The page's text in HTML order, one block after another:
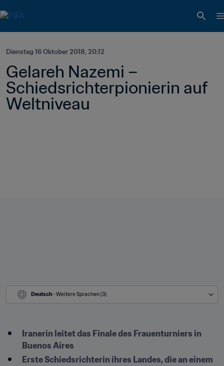
Dienstag 16 Oktober 2018, 20:12
Gelareh Nazemi –
Schiedsrichterpionierin auf
Weltniveau
Deutsch - Weitere Sprachen (3)
Iranerin leitet das Finale des Frauenturniers in
Buenos Aires
Erste Schiedsrichterin ihres Landes, die an einem